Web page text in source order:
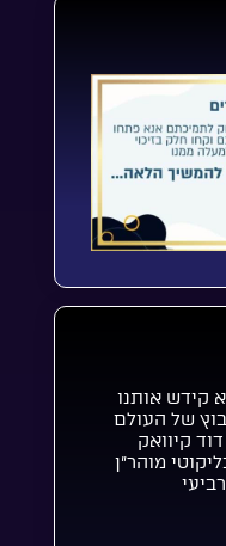
קידש אותנו
של העולם
קיוואק
מוהר”ן